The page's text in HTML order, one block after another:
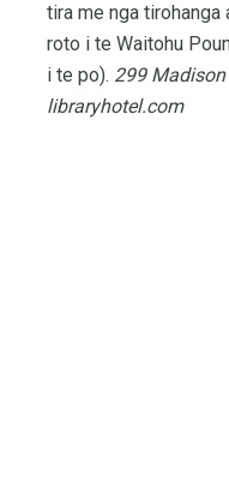
tira me nga tirohanga
roto i te Waitohu
i te po). 299 Madison
libraryhotel.com